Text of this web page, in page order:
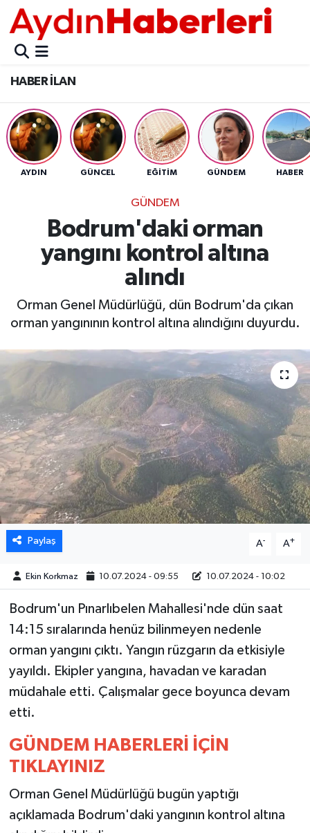
HABER İLAN
AYDIN GÜNCEL EĞİTİM GÜNDEM HABER
GÜNDEM
Bodrum'daki orman
yangını kontrol altına
alındı
Orman Genel Müdürlüğü, dün Bodrum'da çıkan
orman yangınının kontrol altına alındığını duyurdu.
Paylaş A- A+
Ekin Korkmaz 10.07.2024 - 09:55 10.07.2024 - 10:02
Bodrum'un Pınarlıbelen Mahallesi'nde dün saat
14:15 sıralarında henüz bilinmeyen nedenle
orman yangını çıktı. Yangın rüzgarın da etkisiyle
yayıldı. Ekipler yangına, havadan ve karadan
müdahale etti. Çalışmalar gece boyunca devam
etti.
GÜNDEM HABERLERİ İÇİN
TIKLAYINIZ
Orman Genel Müdürlüğü bugün yaptığı
açıklamada Bodrum'daki yangının kontrol altına
GÜNCEL
POLİTİKA
BELEDİYELER
ASAYİŞ
BÜLTEN
ÇEVRE
EĞİTİM
EKOLOJİ VE ÇEVRE
BİLİM VE TEKNOLOJİ
GENEL
GÜNDEM
HABERDE İNSAN
KÜLTÜR SANAT
MAGAZİN
ÖZEL HABER
ŞİRKET HABERLERİ
SİYASET
SPOR
Aydın Nöbetçi Eczaneler
Aydın Hava Durumu
Aydin Namaz Vakitleri
Aydın Trafik Yoğunluk Haritası
Süper Lig Puan Durumu ve Fikstür
Tüm Manşetler
Son Dakika Haberleri
Haber Arşivi